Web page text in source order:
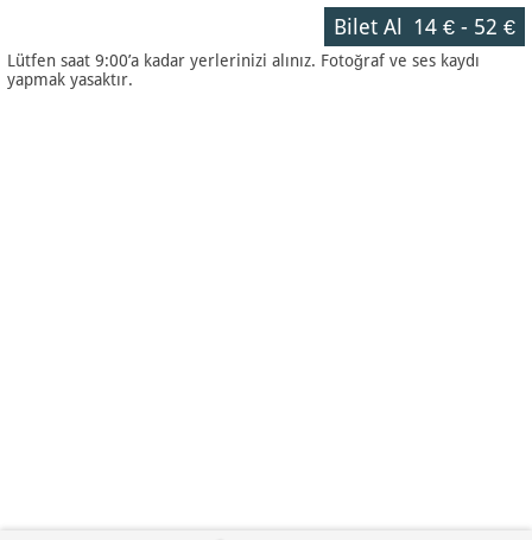
Bilet Al 14 €- 52 €
Lütfen saat 9:00’a kadar yerlerinizi alınız. Fotoğraf ve ses kaydı
yapmak yasaktır.